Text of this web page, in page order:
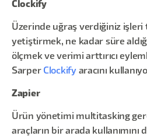
Clockify
Üzerinde uğraş verdiğiniz
yetiştirmek, ne kadar süre
ölçmek ve verimi arttırıcı
Sarper Clockifyaracını
Zapier
Ürün yönetimi multitasking
araçların bir arada kullanımını